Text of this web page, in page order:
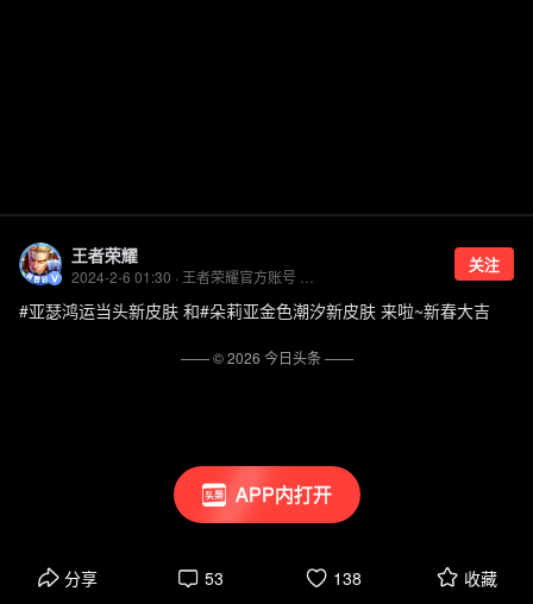
APP内打开
王者荣耀 关注
#亚瑟鸿运当头新皮肤 和#朵莉亚金色潮汐新皮肤 来啦~新春大吉
分享 53 138 收藏
—— ©2026 今日头条——